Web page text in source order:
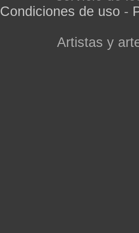
Condiciones de uso -
Artistas y